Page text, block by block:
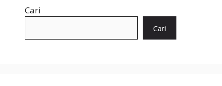
Cari
Cari